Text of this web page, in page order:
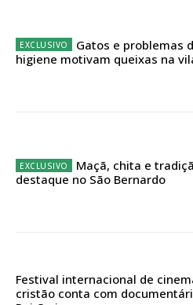
12
Edição em papel
Acesso aos conteúdos
assinantes
Gatos e problemas
higiene motivam queixas na
Maçã, chita e
destaque no São Bernardo
Festival internacional de
cristão conta com